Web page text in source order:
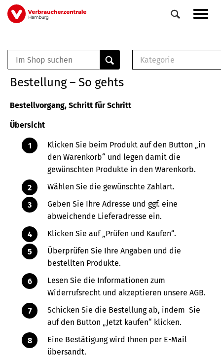
Direkt
zum
Veranstaltungen
0
Elemente
Kategorie
Buch
Bestellung – So gehts
Bestellvorgang, Schritt für Schritt
Übersicht
Klicken Sie beim Produkt auf den Button „in
den Warenkorb“ und legen damit die
gewünschten Produkte in den Warenkorb.
Wählen Sie die gewünschte Zahlart.
Geben Sie Ihre Adresse und ggf. eine
abweichende Lieferadresse ein.
Klicken Sie auf „Prüfen und Kaufen“.
Überprüfen Sie Ihre Angaben und die
bestellten Produkte.
Lesen Sie die Informationen zum
Widerrufsrecht und akzeptieren unsere AGB.
Schicken Sie die Bestellung ab, indem Sie
auf den Button „Jetzt kaufen“ klicken.
Eine Bestätigung wird Ihnen per E-Mail
übersandt.